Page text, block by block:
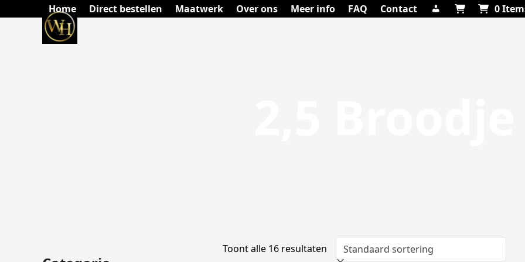
to
Home Direct bestellen Maatwerk Over ons Meer info FAQ Contact 0
Toont alle 16 resultaten